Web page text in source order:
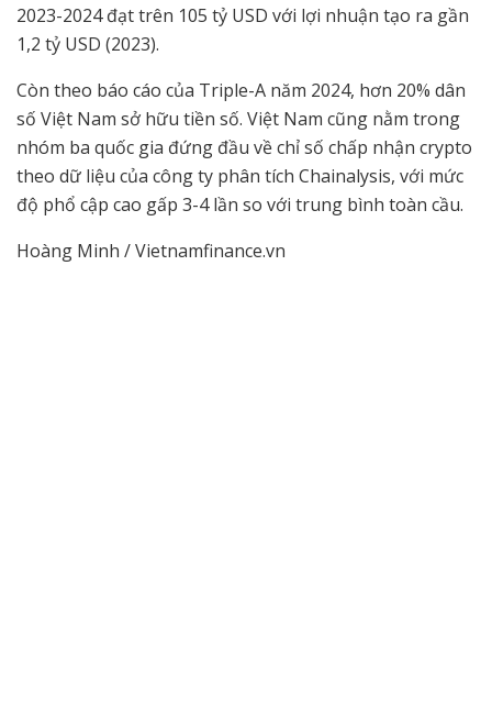
2023-2024 đạt trên 105 tỷ USD với lợi nhuận tạo ra gần
1,2 tỷ USD (2023).
Còn theo báo cáo của Triple-A năm 2024, hơn 20% dân
số Việt Nam sở hữu tiền số. Việt Nam cũng nằm trong
nhóm ba quốc gia đứng đầu về chỉ số chấp nhận crypto
theo dữ liệu của công ty phân tích Chainalysis, với mức
độ phổ cập cao gấp 3-4 lần so với trung bình toàn cầu.
Hoàng Minh / Vietnamfinance.vn